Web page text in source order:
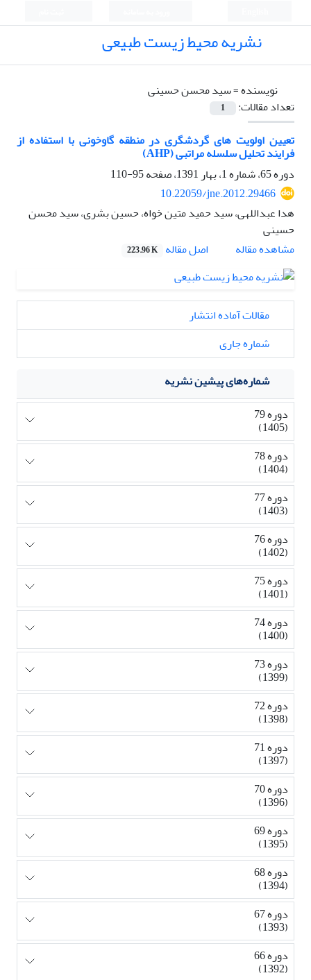
نشریه محیط زیست طبیعی
نویسنده =سید محسن حسینی
تعداد مقالات:
1
تعیین اولویت های گردشگری در منطقه گاوخونی با استفاده از
فرایند تحلیل سلسله مراتبی (AHP)
دوره 65، شماره 1، بهار 1391، صفحه
95-110
10.22059/jne.2012.29466
هدا عبداللهی، سید حمید متین خواه، حسین بشری، سید محسن
حسینی
مشاهده مقاله
اصل مقاله 223.96 K
مقالات آماده انتشار
شماره جاری
شماره‌های پیشین نشریه
دوره 79
(1405)
دوره 78
(1404)
دوره 77
(1403)
دوره 76
(1402)
دوره 75
(1401)
دوره 74
(1400)
دوره 73
(1399)
دوره 72
(1398)
دوره 71
(1397)
دوره 70
(1396)
دوره 69
(1395)
دوره 68
(1394)
دوره 67
(1393)
دوره 66
(1392)